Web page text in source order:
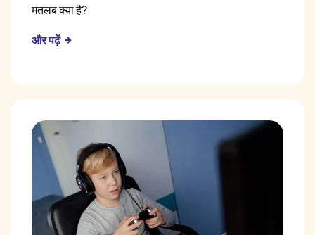
मतलब क्या है?
और पढ़ें